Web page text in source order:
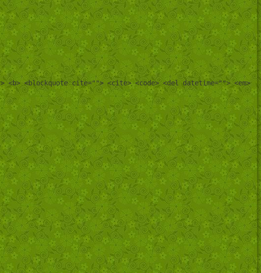
<blockquote cite=""> <cite> <code> <del datetime=""> <em>